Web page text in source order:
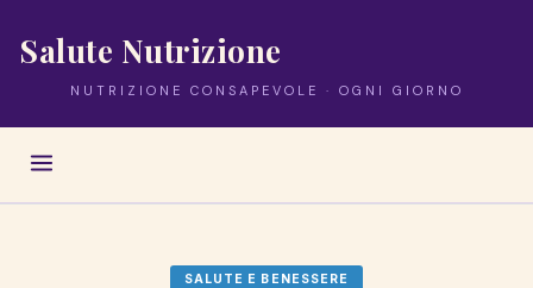
Salute Nutrizione
NUTRIZIONE CONSAPEVOLE · OGNI GIORNO
SALUTE E BENESSERE